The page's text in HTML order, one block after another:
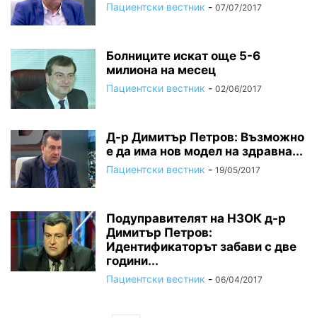
Пациентски вестник - 07/07/2017
Болниците искат още 5-6
милиона на месец
Пациентски вестник - 02/06/2017
Д-р Димитър Петров: Възможно
е да има нов модел на здравна...
Пациентски вестник - 19/05/2017
Подуправителят на НЗОК д-р
Димитър Петров:
Идентификаторът забави с две
години...
Пациентски вестник - 06/04/2017